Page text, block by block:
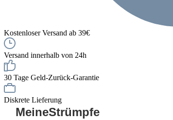
Kostenloser Versand ab 39€
Versand innerhalb von 24h
30 Tage Geld-Zurück-Garantie
Diskrete Lieferung
MeineStrümpfe